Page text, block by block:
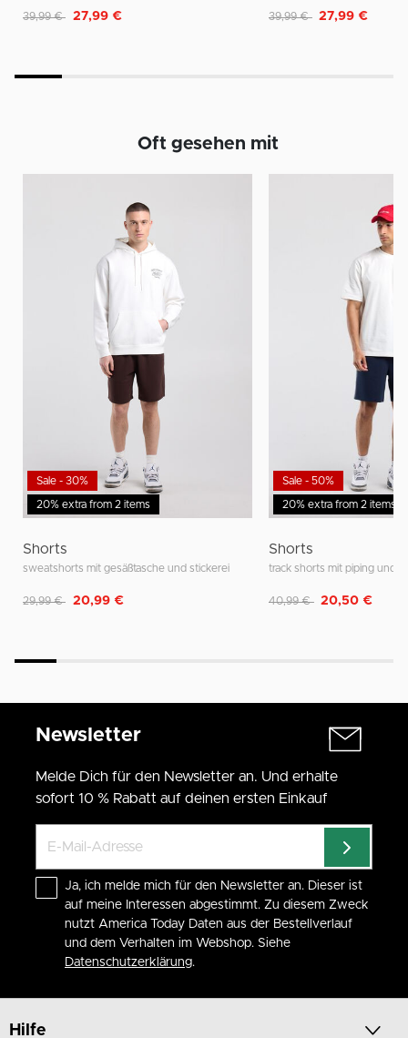
Reduziert von
39,99 € auf
27,99 € Reduziert von
39,99 € auf
27,99 €
Oft gesehen mit
20% extra from 2 items
Sale - 30%
Shorts
sweatshorts mit gesäßtasche und stickerei
Reduziert von
29,99 € auf
20,99 €
20% extra from 2 items
Sale - 50%
Shorts
track shorts mit piping und
Reduziert von
40,99 € auf
20,50 €
Newsletter
Melde Dich für den Newsletter an. Und erhalte
sofort 10 % Rabatt auf deinen ersten Einkauf
Ja, ich melde mich für den Newsletter an. Dieser ist
auf meine Interessen abgestimmt. Zu diesem Zweck
nutzt America Today Daten aus der Bestellverlauf
und dem Verhalten im Webshop. Siehe
Datenschutzerklärung.
Hilfe